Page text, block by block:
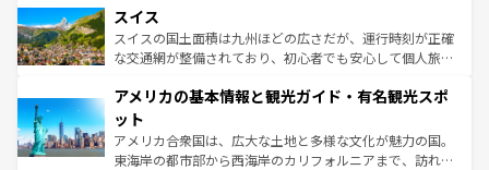
を参照してほしい。
は、お酒好きな人にはぜひ体験してほしい。 なお、新着の
ドイツ情報はコンテンツ一覧を参照してほしい。
リアごとに異なる魅力がある。また、優雅なアフタヌーン
ティー、ビール好きにはたまらない英国パブ、サッカー観
戦など、本場だからこそできる体験も豊富。イギリスを旅
ンツ一覧を参照してほしい。
スイス
スイスの国土面積は九州ほどの広さだが、運行時刻が正確
な交通網が整備されており、初心者でも安心して個人旅行
の建物がそのまま残る町や、スイスならではのユニークな
博物館もあり、アルプス観光だけでなく町歩きも満喫する
ことができる。国民の所得が高いため物価も高いが、旅行
者向けの交通パス提供のサービスもあり、うまく活用すれ
アメリカの基本情報と観光ガイド・有名観光スポ
ット
アメリカ合衆国は、広大な土地と多様な文化が魅力の国。
東海岸の都市部から西海岸のカリフォルニアまで、訪れる